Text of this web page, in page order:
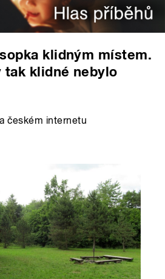
klidným místem.
tak klidné nebylo
českém internetu